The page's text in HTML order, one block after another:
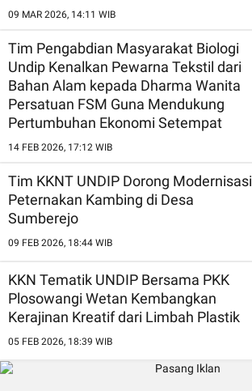
09 MAR 2026, 14:11 WIB
Tim Pengabdian Masyarakat Biologi
Undip Kenalkan Pewarna Tekstil dari
Bahan Alam kepada Dharma Wanita
Persatuan FSM Guna Mendukung
Pertumbuhan Ekonomi Setempat
14 FEB 2026, 17:12 WIB
Tim KKNT UNDIP Dorong Modernisasi
Peternakan Kambing di Desa
Sumberejo
09 FEB 2026, 18:44 WIB
KKN Tematik UNDIP Bersama PKK
Plosowangi Wetan Kembangkan
Kerajinan Kreatif dari Limbah Plastik
05 FEB 2026, 18:39 WIB